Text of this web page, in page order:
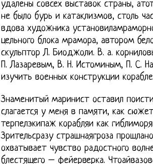
удалены совсех выставок страны,
не было бурь и катаклизмов, столь
вдова художника
цельного блока мрамора, автором
скульптор Л. Биоджоли. В. а.
П. Лазаревым, В. Н. Истоминым, П. С.
изучить военных конструкции
Знаменитый маринист оставил
слагается у меня в памяти, как
терпелэкипаж корабляи как
Зрительсразу страшнаягроза
охватывает чувство радостного
блестящего – фейерверка.